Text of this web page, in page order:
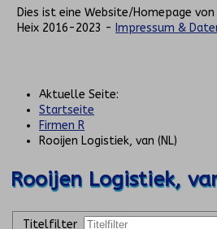
Dies ist eine Website/Homepage von
Heix 2016-2023 - Impressum &
Aktuelle Seite:
Startseite
Firmen R
Rooijen Logistiek, van (NL)
Rooijen Logistiek,
Titelfilter